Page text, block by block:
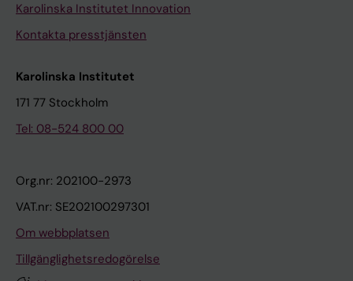
Karolinska Institutet Innovation
Kontakta presstjänsten
Karolinska Institutet
171 77 Stockholm
Tel: 08-524 800 00
Org.nr: 202100-2973
VAT.nr: SE202100297301
Om webbplatsen
Tillgänglighetsredogörelse